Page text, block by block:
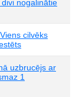
nogalinātie
cilvēks
uzbrucējs ar
1